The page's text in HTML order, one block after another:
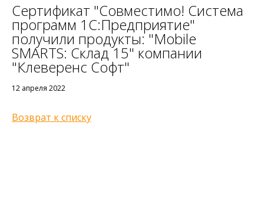
Сертификат "Совместимо! Система
программ 1С:Предприятие"
получили продукты: "Mobile
SMARTS: Склад 15" компании
"Клеверенс Софт"
12 апреля 2022
Возврат к списку